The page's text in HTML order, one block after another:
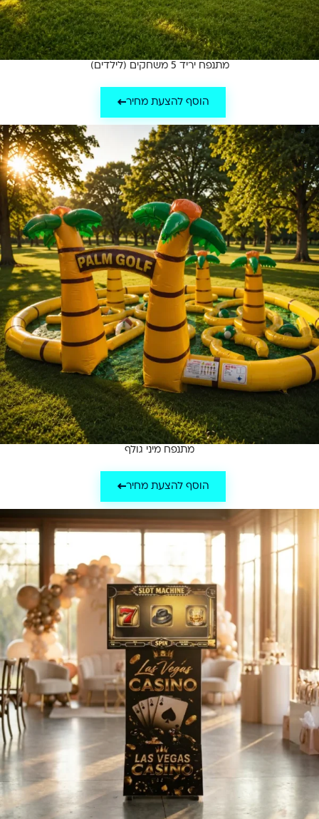
מתנפח יריד 5 משחקים (לילדים)
הוסף להצעת מחיר
מתנפח מיני גולף
הוסף להצעת מחיר